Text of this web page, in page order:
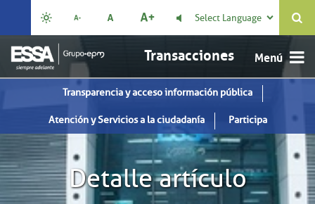
Select Language 
Transacciones
Transparencia y acceso información pública
Atención y Servicios a la ciudadanía Participa
Detalle artículo